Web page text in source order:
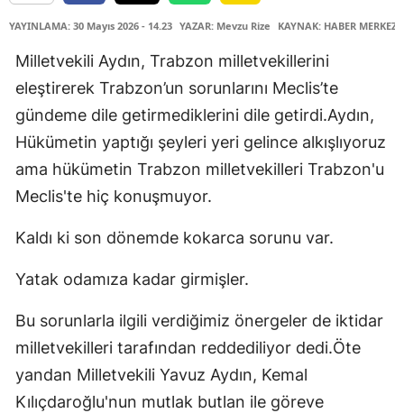
YAYINLAMA: 30 Mayıs 2026 - 14.23 YAZAR: Mevzu Rize KAYNAK: HABER MERKEZİ
Milletvekili Aydın, Trabzon milletvekillerini
eleştirerek Trabzon’un sorunlarını Meclis’te
gündeme dile getirmediklerini dile getirdi.Aydın,
Hükümetin yaptığı şeyleri yeri gelince alkışlıyoruz
ama hükümetin Trabzon milletvekilleri Trabzon'u
Meclis'te hiç konuşmuyor.
Kaldı ki son dönemde kokarca sorunu var.
Yatak odamıza kadar girmişler.
Bu sorunlarla ilgili verdiğimiz önergeler de iktidar
milletvekilleri tarafından reddediliyor dedi.Öte
yandan Milletvekili Yavuz Aydın, Kemal
Kılıçdaroğlu'nun mutlak butlan ile göreve